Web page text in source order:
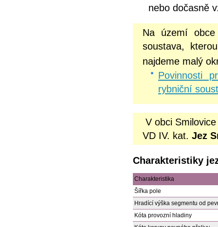
nebo dočasně
Na území
soustava,
najdeme malý
Povinnosti
rybniční
V obci
VD IV. kat. Jez
Charakteristiky
Charakteristika
Šířka pole
Hradící výška segmentu od
Kóta provozní hladiny